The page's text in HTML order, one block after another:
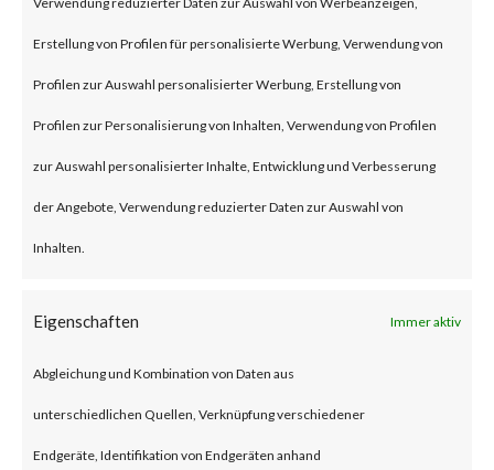
Erstellung von Profilen für personalisierte Werbung, Verwendung von
Profilen zur Auswahl personalisierter Werbung, Erstellung von
Profilen zur Personalisierung von Inhalten, Verwendung von Profilen
zur Auswahl personalisierter Inhalte, Entwicklung und Verbesserung
der Angebote, Verwendung reduzierter Daten zur Auswahl von
Inhalten.
Eigenschaften Immer aktiv
Abgleichung und Kombination von Daten aus
unterschiedlichen Quellen, Verknüpfung verschiedener
Endgeräte, Identifikation von Endgeräten anhand
unnamed nation-state threat
actor compromised the
company’s systems through a
spear-phishing attack in late
June 2023. While the details of
the attack were not released,
the attack was allegedly
JumpCloud customers.
Why is this Significant?